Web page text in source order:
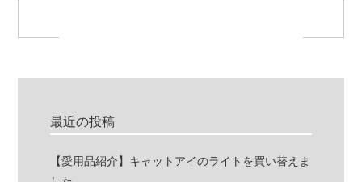
最近の投稿
【愛用品紹介】キャットアイのライトを買い替えま